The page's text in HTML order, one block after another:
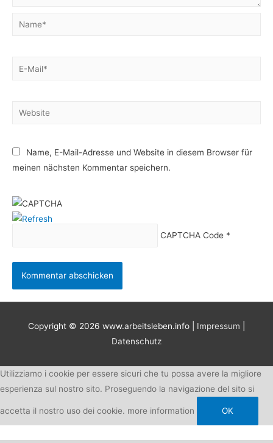
Name*
E-
Website
Name, E-Mail-Adresse und Website in diesem Browser für
meinen nächsten Kommentar speichern.
CAPTCHA Code*
Copyright © 2026 www.arbeitsleben.info Impressum
Datenschutz
Utilizziamo i cookie per essere sicuri che tu possa avere la migliore
esperienza sul nostro sito. Proseguendo la navigazione del sito si
accetta il nostro uso dei cookie. more information OK